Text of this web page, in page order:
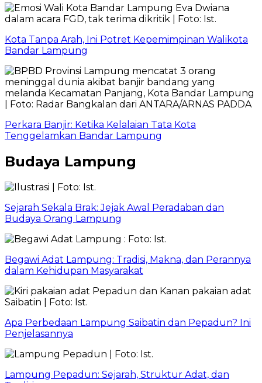
Kota Tanpa Arah, Ini Potret Kepemimpinan Walikota
Bandar Lampung
Perkara Banjir: Ketika Kelalaian Tata Kota
Tenggelamkan Bandar Lampung
Budaya Lampung
Sejarah Sekala Brak: Jejak Awal Peradaban dan
Budaya Orang Lampung
Begawi Adat Lampung: Tradisi, Makna, dan Perannya
dalam Kehidupan Masyarakat
Apa Perbedaan Lampung Saibatin dan Pepadun? Ini
Penjelasannya
Lampung Pepadun: Sejarah, Struktur Adat, dan